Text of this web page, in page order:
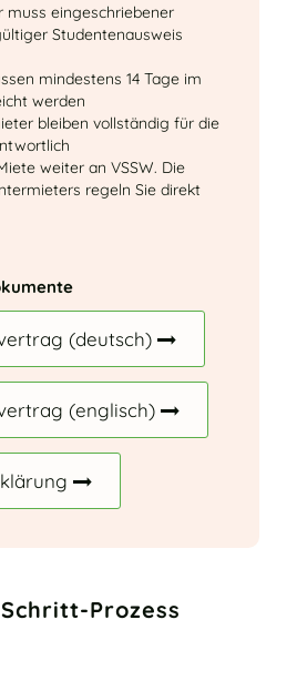
muss eingeschriebener
Studentenausweis
mindestens 14 Tage im
werden
bleiben vollständig für die
weiter an VSSW. Die
regeln Sie direkt
(deutsch)
(englisch)
Prozess